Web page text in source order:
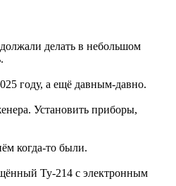
делать в небольшом
году, а ещё давным-давно.
Установить приборы,
когда-то были.
Ту-214 с электронным